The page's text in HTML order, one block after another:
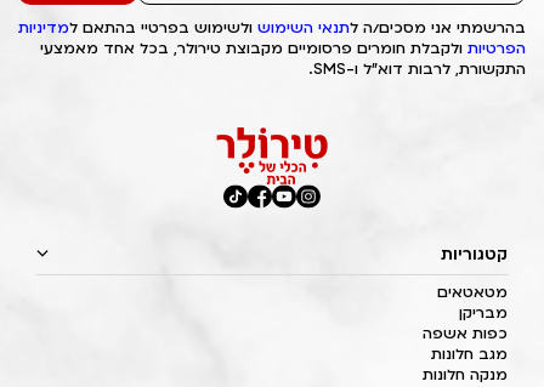
בהרשמתי אני מסכים/ה לתנאי השימוש ולשימוש בפרטיי בהתאם למדיניות
הפרטיות ולקבלת חומרים פרסומיים מקבוצת טירולר, בכל אחד מאמצעי
התקשורת, לרבות דוא"ל ו-SMS.
קטגוריות
מטאטאים
מבריקן
כפות אשפה
מגב חלונות
מנקה חלונות